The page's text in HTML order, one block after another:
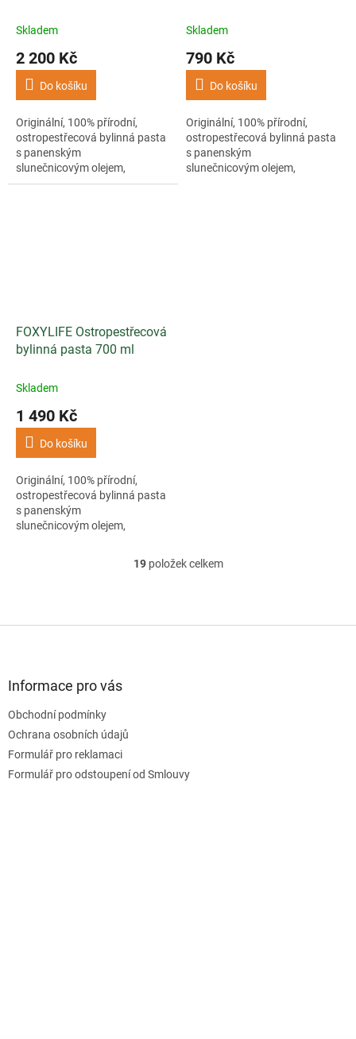
185 g
Skladem
2 200 Kč
Do košíku
Originální, 100% přírodní,
ostropestřecová bylinná pasta
s panenským
slunečnicovým olejem,
fenyklem, lopuchem a libečkem
Skladem
790 Kč
Do košíku
Originální, 100% přírodní,
ostropestřecová bylinná pasta
s panenským
slunečnicovým olejem,
FOXYLIFE Ostropestřecová
bylinná pasta 700 ml
Skladem
1 490 Kč
Do košíku
Originální, 100% přírodní,
ostropestřecová bylinná pasta
s panenským
slunečnicovým olejem,
O
d
ý
19položek celkem
Informace pro vás
Obchodní podmínky
Ochrana osobních údajů
Formulář pro reklamaci
Formulář pro odstoupení od Smlouvy